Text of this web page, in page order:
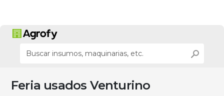
Feria usados Venturino